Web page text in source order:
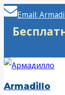
Перейти
Email:
Armadillo